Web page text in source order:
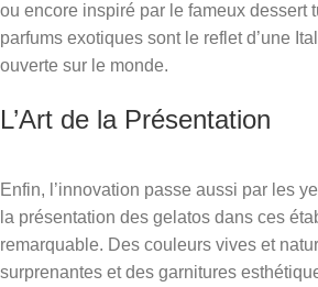
ou encore inspiré par le fameux dessert
parfums exotiques sont le reflet d’une
ouverte sur le monde.
L’Art de la Présentation
Enfin, l’innovation passe aussi par les
la présentation des gelatos dans ces
remarquable. Des couleurs vives et
surprenantes et des garnitures